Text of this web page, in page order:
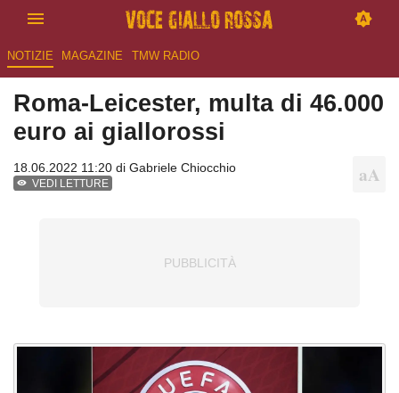
NOTIZIE MAGAZINE TMW RADIO
Roma-Leicester, multa di 46.000
euro ai giallorossi
18.06.2022 11:20 di Gabriele Chiocchio
VEDI LETTURE